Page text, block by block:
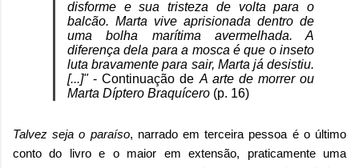
disforme e sua tristeza de volta para o
balcão. Marta vive aprisionada dentro de
uma bolha marítima avermelhada. A
diferença dela para a mosca é que o inseto
luta bravamente para sair, Marta já desistiu.
[...]"-Continuação de A arte de morrer ou
Marta Díptero Braquícero (p. 16)
Talvez seja o paraíso, narrado em terceira pessoa é o último
conto do livro e o maior em extensão, praticamente uma